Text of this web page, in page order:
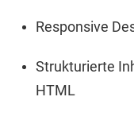
Responsive
Strukturierte
HTML